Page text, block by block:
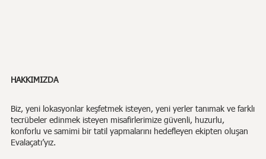
HAKKIMIZDA
Biz,yeni lokasyonlar keşfetmek isteyen, yeni yerler tanımak ve farklı
tecrübeler edinmek isteyen misafirlerimize güvenli, huzurlu,
konforlu ve samimi bir tatil yapmalarını hedefleyen ekipten oluşan
Evalaçatı’yız.